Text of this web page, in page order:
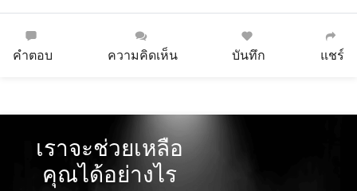
คำตอบ ความคิดเห็น บันทึก แชร์
เราจะช่วยเหลือ
คุณได้อย่างไร